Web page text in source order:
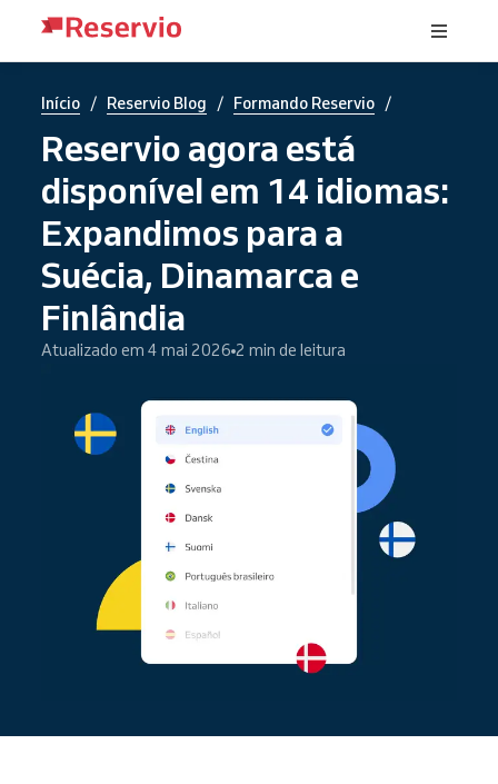
Início / Reservio Blog / Formando Reservio /
Reservio agora está
disponível em 14 idiomas:
Expandimos para a
Suécia, Dinamarca e
Finlândia
Atualizado em 4 mai 2026 2 min de leitura